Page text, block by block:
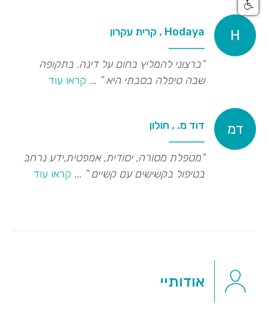
H Hodaya , קרית עקרון
“ברצוני להמליץ בחום על דינה. בתקופה
שבה טיפלה בסבתי היא”
... קראו עוד
דמ דוד מ. , חולון
“מטפלת מסורה, יסודית, אמפטית,ידע נרחב
בטיפול בקשישים עם קשיים”
... קראו עוד
אודותיי